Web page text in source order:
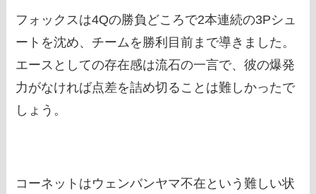
フォックスは4Qの勝負どころで2本連続の3Pシュ
ートを沈め、チームを勝利目前まで導きました。
エースとしての存在感は流石の一言で、彼の爆発
力がなければ点差を詰め切ることは難しかったで
しょう。
コーネットはウェンバンヤマ不在という難しい状